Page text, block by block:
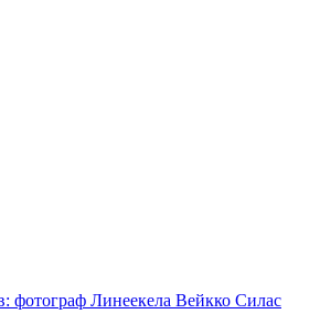
фотограф Линеекела Вейкко Силас